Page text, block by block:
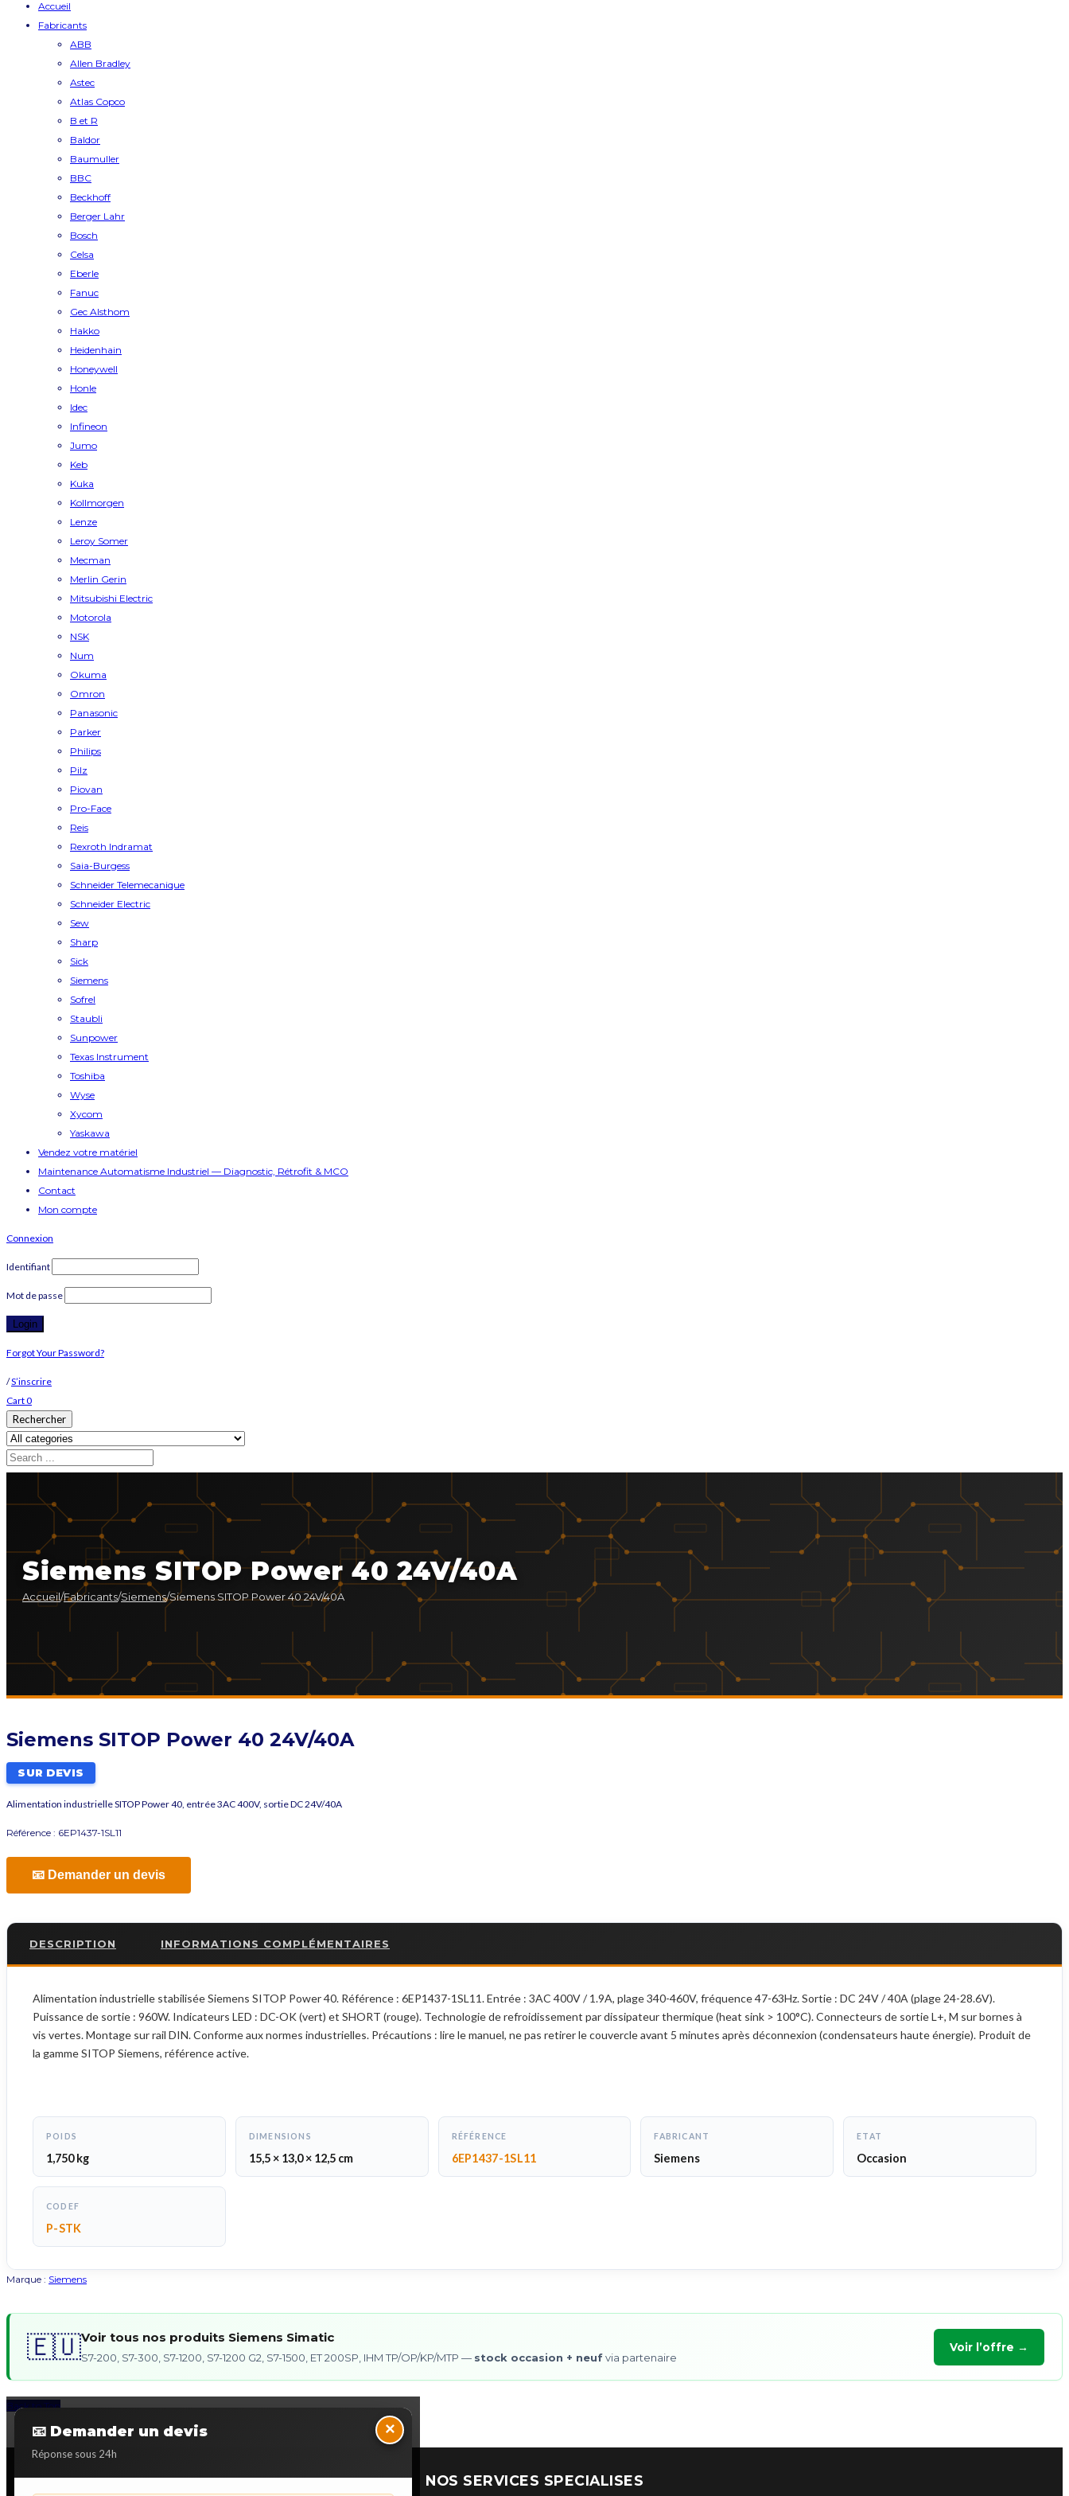
Accueil
Fabricants
ABB
Allen Bradley
Astec
Atlas Copco
B et R
Baldor
Baumuller
BBC
Beckhoff
Berger Lahr
Bosch
Celsa
Eberle
Fanuc
Gec Alsthom
Hakko
Heidenhain
Honeywell
Honle
Idec
Infineon
Jumo
Keb
Kuka
Kollmorgen
Lenze
Leroy Somer
Mecman
Merlin Gerin
Mitsubishi Electric
Motorola
NSK
Num
Okuma
Omron
Panasonic
Parker
Philips
Pilz
Piovan
Pro-Face
Reis
Rexroth Indramat
Saia-Burgess
Schneider Telemecanique
Schneider Electric
Sew
Sharp
Sick
Siemens
Sofrel
Staubli
Sunpower
Texas Instrument
Toshiba
Wyse
Xycom
Yaskawa
Vendez votre matériel
Maintenance Automatisme Industriel — Diagnostic, Rétrofit & MCO
Contact
Mon compte
Connexion
Identifiant
Mot de passe
Forgot Your Password?
/S’inscrire
Cart0
Rechercher
Siemens SITOP Power 40 24V/40A
Accueil/Fabricants/Siemens/Siemens SITOP Power 40 24V/40A
Siemens SITOP Power 40 24V/40A
SUR DEVIS
Alimentation industrielle SITOP Power 40, entrée 3AC 400V, sortie DC 24V/40A
Référence : 6EP1437-1SL11
📧 Demander un devis
DESCRIPTION INFORMATIONS COMPLÉMENTAIRES
Alimentation industrielle stabilisée Siemens SITOP Power 40. Référence : 6EP1437-1SL11. Entrée : 3AC 400V / 1.9A, plage 340-460V, fréquence 47-63Hz. Sortie : DC 24V / 40A (plage 24-28.6V).
Puissance de sortie : 960W. Indicateurs LED : DC-OK (vert) et SHORT (rouge). Technologie de refroidissement par dissipateur thermique (heat sink > 100°C). Connecteurs de sortie L+, M sur bornes à
vis vertes. Montage sur rail DIN. Conforme aux normes industrielles. Précautions : lire le manuel, ne pas retirer le couvercle avant 5 minutes après déconnexion (condensateurs haute énergie). Produit de
la gamme SITOP Siemens, référence active.
POIDS
1,750 kg
DIMENSIONS
15,5 × 13,0 × 12,5 cm
RÉFÉRENCE
6EP1437-1SL11
FABRICANT
Siemens
ETAT
Occasion
CODEF
P-STK
Marque : Siemens
🇪🇺Voir tous nos produits Siemens Simatic
S7-200, S7-300, S7-1200, S7-1200 G2, S7-1500, ET 200SP, IHM TP/OP/KP/MTP — stock occasion + neufvia partenaire
Voir l’offre →
📧 Demander un devis
Réponse sous 24h
×
Back to Top
NOS SERVICES SPECIALISES